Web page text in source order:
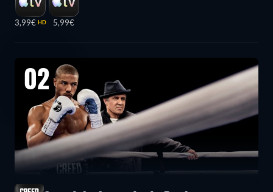
3,99€ HD 5,99€
02